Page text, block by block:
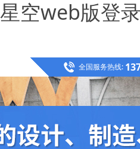
星空web版登
全国服务热线: